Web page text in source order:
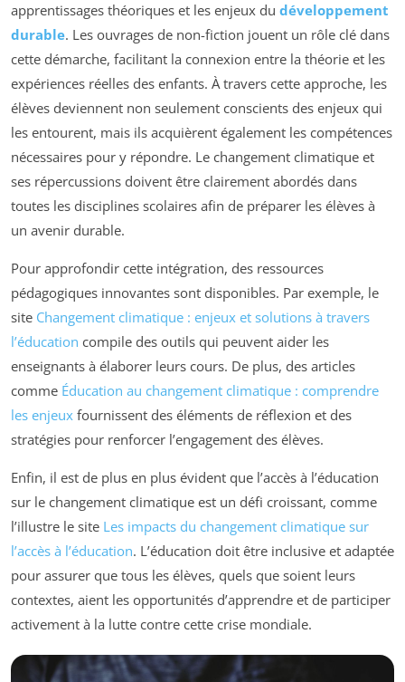
apprentissages théoriques et les enjeux du développement
durable. Les ouvrages de non-fiction jouent un rôle clé dans
cette démarche, facilitant la connexion entre la théorie et les
expériences réelles des enfants. À travers cette approche, les
élèves deviennent non seulement conscients des enjeux qui
les entourent, mais ils acquièrent également les compétences
nécessaires pour y répondre. Le changement climatique et
ses répercussions doivent être clairement abordés dans
toutes les disciplines scolaires afin de préparer les élèves à
un avenir durable.
Pour approfondir cette intégration, des ressources
pédagogiques innovantes sont disponibles. Par exemple, le
site Changement climatique : enjeux et solutions à travers
l’éducation compile des outils qui peuvent aider les
enseignants à élaborer leurs cours. De plus, des articles
comme Éducation au changement climatique : comprendre
les enjeux fournissent des éléments de réflexion et des
stratégies pour renforcer l’engagement des élèves.
Enfin, il est de plus en plus évident que l’accès à l’éducation
sur le changement climatique est un défi croissant, comme
l’illustre le site Les impacts du changement climatique sur
l’accès à l’éducation. L’éducation doit être inclusive et adaptée
pour assurer que tous les élèves, quels que soient leurs
contextes, aient les opportunités d’apprendre et de participer
activement à la lutte contre cette crise mondiale.